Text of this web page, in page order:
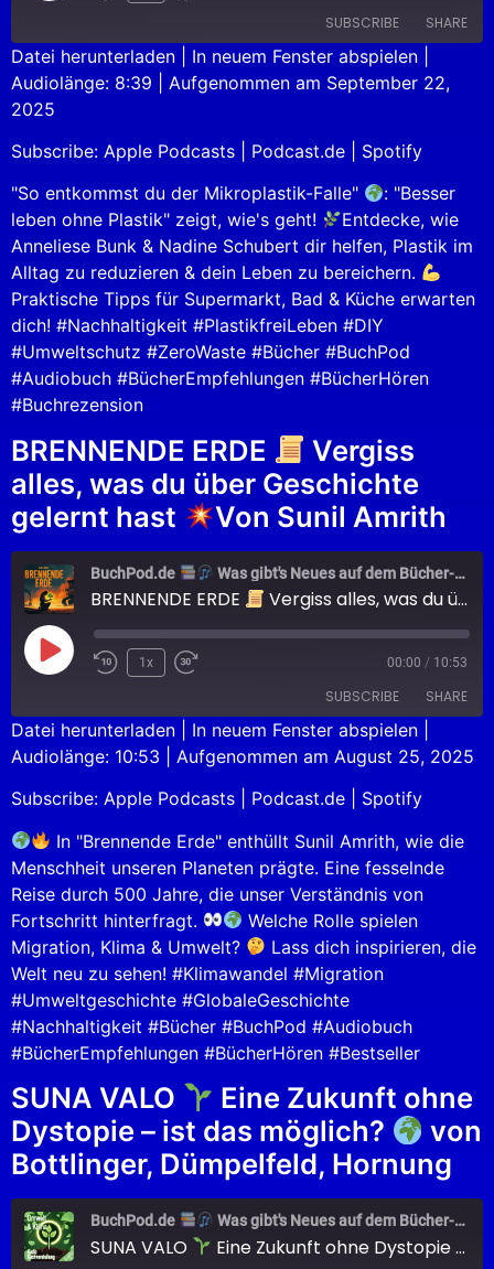
SUBSCRIBE SHARE
Apple Podcasts Podcast.de
RSS FEED
SHARE
EMBED
Datei herunterladen In neuem Fenster abspielen
Audiolänge: 8:39
Aufgenommen am September 22,
2025
Subscribe: Apple Podcasts Podcast.de
Spotify
"So entkommst du der Mikroplastik-Falle"
: "Besser
leben ohne Plastik" zeigt, wie's geht!
Entdecke, wie
Anneliese Bunk & Nadine Schubert dir helfen, Plastik im
Alltag zu reduzieren & dein Leben zu bereichern.
Praktische Tipps für Supermarkt, Bad & Küche erwarten
dich! #Nachhaltigkeit #PlastikfreiLeben #DIY
#Umweltschutz #ZeroWaste #Bücher #BuchPod
#Audiobuch #BücherEmpfehlungen #BücherHören
#Buchrezension
BRENNENDE ERDE
Vergiss
alles, was du über Geschichte
gelernt hast
Von Sunil Amrith
BuchPod.de Was gibt's Neues auf dem Bücher-Markt?
BRENNENDE ERDE Vergiss alles, was du über Geschichte gelernt hast
1x 00:00 / 10:53
SUBSCRIBE SHARE
Apple Podcasts Podcast.de
Spotify
RSS FEED
SHARE
LINK
EMBED
Datei herunterladen In neuem Fenster abspielen
Audiolänge: 10:53
Aufgenommen am August 25, 2025
Subscribe: Apple Podcasts Podcast.de
Spotify
In "Brennende Erde" enthüllt Sunil Amrith, wie die
Menschheit unseren Planeten prägte. Eine fesselnde
Reise durch 500 Jahre, die unser Verständnis von
Fortschritt hinterfragt.
Welche Rolle spielen
Migration, Klima & Umwelt?
Lass dich inspirieren, die
Welt neu zu sehen! #Klimawandel #Migration
#Umweltgeschichte #GlobaleGeschichte
#Nachhaltigkeit #Bücher #BuchPod #Audiobuch
#BücherEmpfehlungen #BücherHören #Bestseller
SUNA VALO
Eine Zukunft ohne
Dystopie – ist das möglich?
von
Bottlinger, Dümpelfeld, Hornung
BuchPod.de Was gibt's Neues auf dem Bücher-Markt?
SUNA VALO Eine Zukunft ohne Dystopie – ist das möglich?